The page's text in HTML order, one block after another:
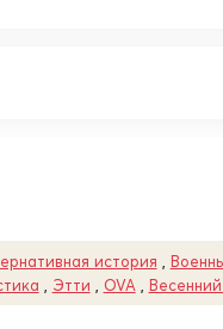
история
Этти OVA